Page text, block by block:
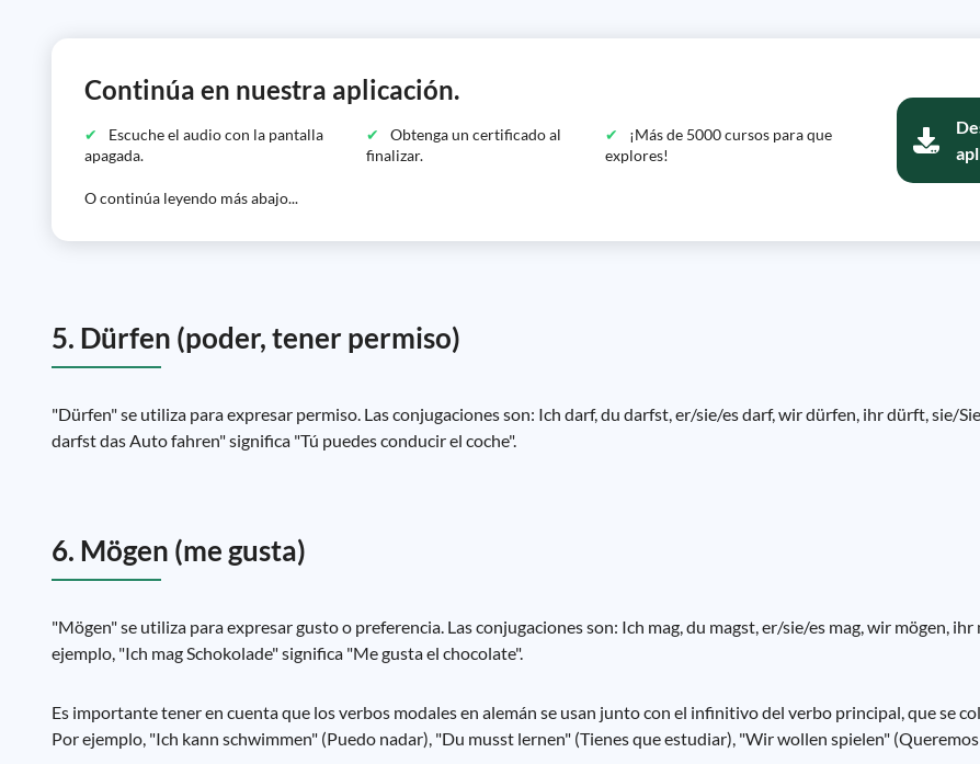
Continúa en nuestra aplicación.
Escuche el audio con la pantalla
apagada.
Obtenga un certificado al
finalizar.
¡Más de 5000 cursos para que
explores!
O continúa leyendo más abajo...
5. Dürfen (poder, tener permiso)
"Dürfen" se utiliza para expresar permiso. Las conjugaciones son: Ich darf, du darfst, er/sie/es darf, wir dürfen, ihr dürft, sie/
darfst das Auto fahren" significa "Tú puedes conducir el coche".
6. Mögen (me gusta)
"Mögen" se utiliza para expresar gusto o preferencia. Las conjugaciones son: Ich mag, du magst, er/sie/es mag, wir mögen,
ejemplo, "Ich mag Schokolade" significa "Me gusta el chocolate".
Es importante tener en cuenta que los verbos modales en alemán se usan junto con el infinitivo del verbo principal, que se
Por ejemplo, "Ich kann schwimmen" (Puedo nadar), "Du musst lernen" (Tienes que estudiar), "Wir wollen spielen"